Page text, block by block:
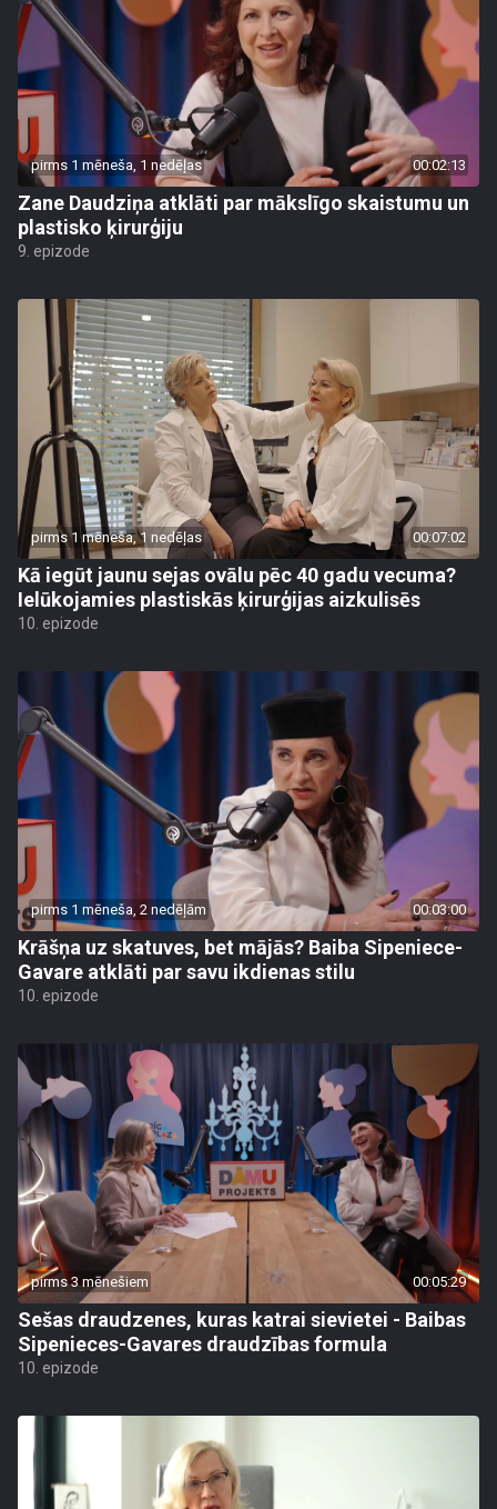
pirms 1 mēneša, 1 nedēļas 00:02:13
Zane Daudziņa atklāti par mākslīgo skaistumu un
plastisko ķirurģiju
9. epizode
pirms 1 mēneša, 1 nedēļas 00:07:02
Kā iegūt jaunu sejas ovālu pēc 40 gadu vecuma?
Ielūkojamies plastiskās ķirurģijas aizkulisēs
10. epizode
pirms 1 mēneša, 2 nedēļām 00:03:00
Krāšņa uz skatuves, bet mājās? Baiba Sipeniece-
Gavare atklāti par savu ikdienas stilu
10. epizode
pirms 3 mēnešiem 00:05:29
Sešas draudzenes, kuras katrai sievietei - Baibas
Sipenieces-Gavares draudzības formula
10. epizode